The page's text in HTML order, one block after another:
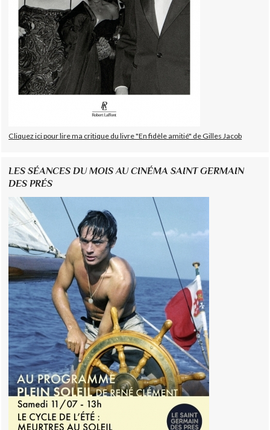
Cliquez ici pour lire ma critique du livre "En fidèle amitié" de Gilles Jacob
LES SÉANCES DU MOIS AU CINÉMA SAINT GERMAIN
DES PRÉS